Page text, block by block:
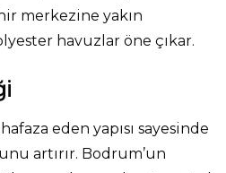
merkezine yakın
havuzlar öne çıkar.
eden yapısı sayesinde
artırır. Bodrum’un